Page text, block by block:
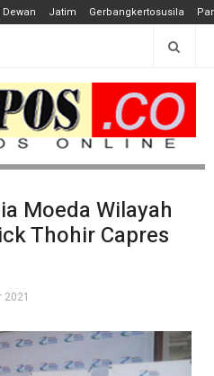
Dewan Jatim Gerbangkertosusila
Moeda Wilayah
Thohir Capres
2021